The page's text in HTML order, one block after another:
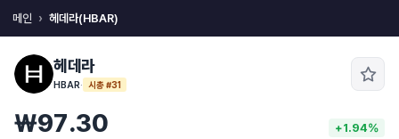
메인 헤데라(HBAR)
헤데라
HBAR· 시총 #31
₩97.30 +1.94%